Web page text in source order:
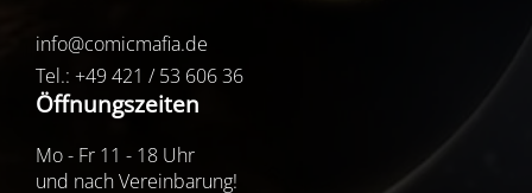
info@comicmafia.de
Tel.: +49 421 / 53 606 36
Öffnungszeiten
Mo - Fr 11 - 18 Uhr
und nach Vereinbarung!